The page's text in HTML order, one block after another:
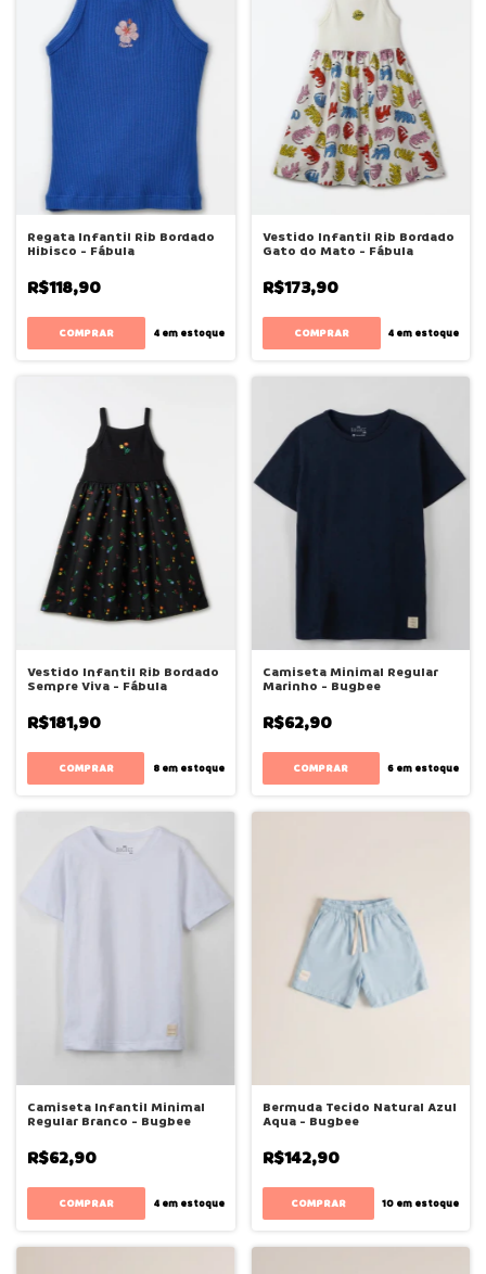
Regata Infantil Rib Bordado
Hibisco - Fábula
R$118,90
COMPRAR 4em estoque
Vestido Infantil Rib Bordado
Gato do Mato - Fábula
R$173,90
COMPRAR 4 em estoque
Vestido Infantil Rib Bordado
Sempre Viva - Fábula
R$181,90
COMPRAR 8em estoque
Camiseta Minimal Regular
Marinho - Bugbee
R$62,90
COMPRAR 6 em estoque
Camiseta Infantil Minimal
Regular Branco - Bugbee
R$62,90
COMPRAR 4em estoque
Bermuda Tecido Natural Azul
Aqua - Bugbee
R$142,90
COMPRAR 10 em estoque